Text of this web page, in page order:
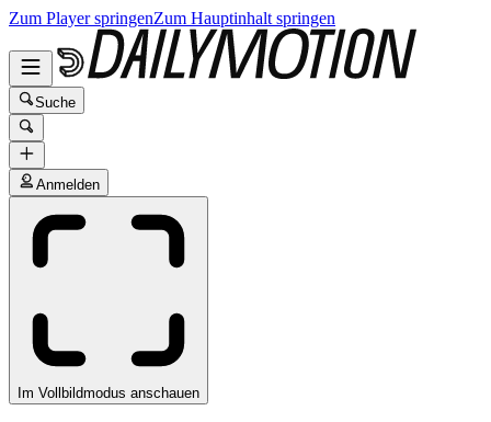
Zum Player springenZum Hauptinhalt springen
Suche
Anmelden
Im Vollbildmodus anschauen